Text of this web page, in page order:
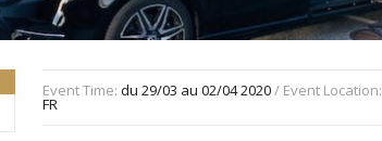
Event Time: du 29/03 au 02/04 2020/ Event Location:
FR